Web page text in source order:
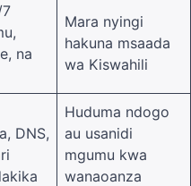
na
Mara nyingi
hakuna msaada
wa Kiswahili
DNS,
Huduma ndogo
au usanidi
mgumu kwa
wanaoanza